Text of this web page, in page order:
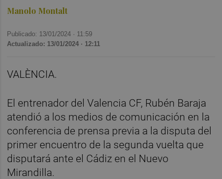
Manolo Montalt
Publicado: 13/01/2024 · 11:59
Actualizado: 13/01/2024 · 12:11
VALÈNCIA.
El entrenador del Valencia CF, Rubén Baraja
atendió a los medios de comunicación en la
conferencia de prensa previa a la disputa del
primer encuentro de la segunda vuelta que
disputará ante el Cádiz en el Nuevo
Mirandilla.